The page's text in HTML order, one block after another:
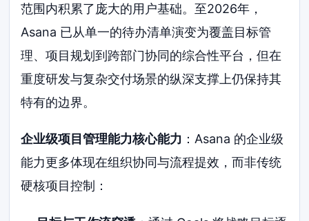
范围内积累了庞大的用户基础。至2026年，
Asana 已从单一的待办清单演变为覆盖目标管
理、项目规划到跨部门协同的综合性平台，但在
重度研发与复杂交付场景的纵深支撑上仍保持其
特有的边界。
企业级项目管理能力核心能力 ：Asana 的企业级
能力更多体现在组织协同与流程提效，而非传统
硬核项目控制：